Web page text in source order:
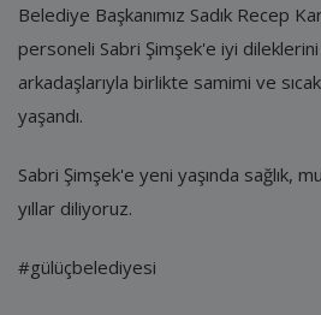
Belediye Başkanımız Sadık Recep
personeli Sabri Şimşek'e iyi
arkadaşlarıyla birlikte samimi ve
yaşandı.
Sabri Şimşek'e yeni yaşında sağlık,
yıllar diliyoruz.
#gülüçbelediyesi